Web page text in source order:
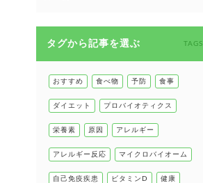
甲状腺
肌
肝臓の健康
腸の健康
健康食
タグから記事を選ぶ TAGS
おすすめ 食べ物 予防 食事
ダイエット プロバイオティクス
栄養素 原因 アレルギー
アレルギー反応 マイクロバイオーム
自己免疫疾患 ビタミンD 健康